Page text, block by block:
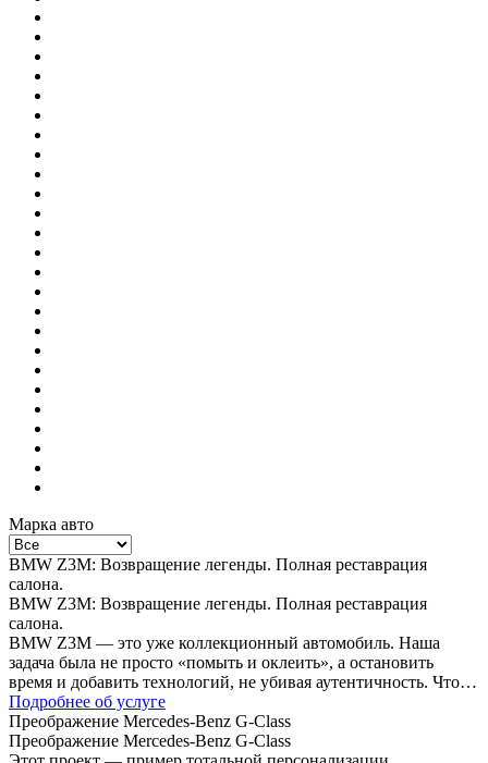
Марка авто
BMW Z3M: Возвращение легенды. Полная реставрация
салона.
BMW Z3M: Возвращение легенды. Полная реставрация
салона.
BMW Z3M — это уже коллекционный автомобиль. Наша
задача была не просто «помыть и оклеить», а остановить
время и добавить технологий, не убивая аутентичность. Что…
Подробнее об услуге
Преображение Mercedes-Benz G-Class
Преображение Mercedes-Benz G-Class